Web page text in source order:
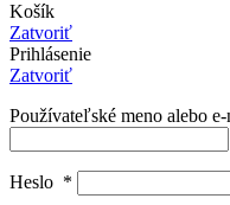
Košík
Zatvoriť
Prihlásenie
Zatvoriť
Používateľské meno alebo e-
Heslo *